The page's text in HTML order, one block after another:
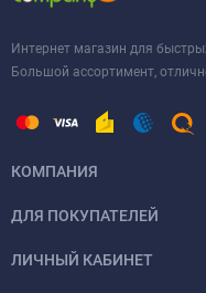
Интернет магазин для
Большой ассортимент,
КОМПАНИЯ
ДЛЯ ПОКУПАТЕЛЕЙ
ЛИЧНЫЙ КАБИНЕТ